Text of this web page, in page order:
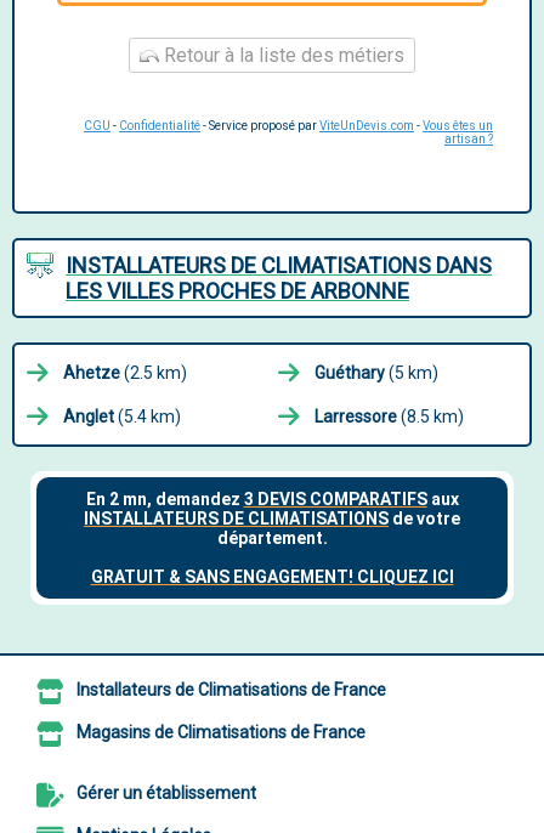
Retour à la liste des métiers
CGU - Confidentialité- Service proposé parViteUnDevis.com -Vous êtes un
artisan ?
INSTALLATEURS DE CLIMATISATIONS DANS
LES VILLES PROCHES DE ARBONNE
Ahetze(2.5 km) Guéthary(5 km)
Anglet(5.4 km) Larressore(8.5 km)
Installateurs de Climatisations de France
Magasins de Climatisations de France
Gérer un établissement